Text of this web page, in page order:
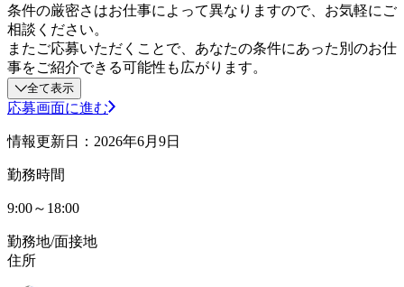
条件の厳密さはお仕事によって異なりますので、お気軽にご
相談ください。
またご応募いただくことで、あなたの条件にあった別のお仕
事をご紹介できる可能性も広がります。
全て表示
応募画面に進む
情報更新日：2026年6月9日
勤務時間
9:00～18:00
勤務地/面接地
住所